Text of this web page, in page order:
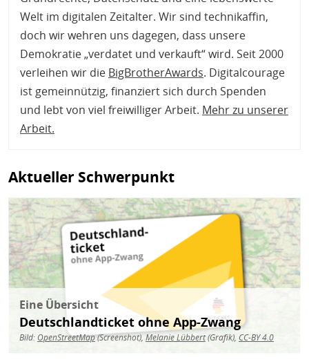
Welt im digitalen Zeitalter. Wir sind technikaffin,
doch wir wehren uns dagegen, dass unsere
Demokratie „verdatet und verkauft“ wird. Seit 2000
verleihen wir die BigBrotherAwards. Digitalcourage
ist gemeinnützig, finanziert sich durch Spenden
und lebt von viel freiwilliger Arbeit. Mehr zu unserer
Arbeit.
Aktueller Schwerpunkt
Bild
Eine Übersicht
Deutschlandticket ohne App-Zwang
Bild: OpenStreetMap(Screenshot),Melanie Lübbert(Grafik), CC-BY 4.0